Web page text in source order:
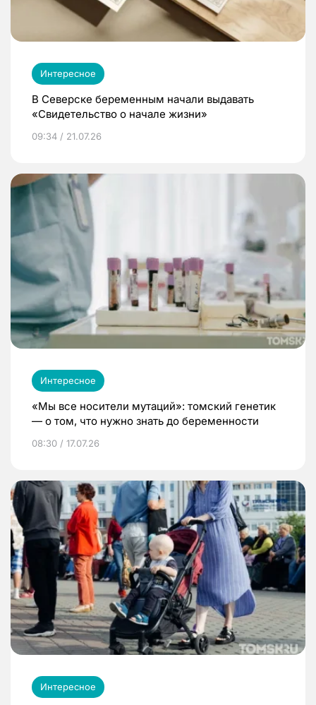
Интересное
В Северске беременным начали выдавать
«Свидетельство о начале жизни»
09:34 / 21.07.26
Интересное
«Мы все носители мутаций»: томский генетик
— о том, что нужно знать до беременности
08:30 / 17.07.26
Интересное